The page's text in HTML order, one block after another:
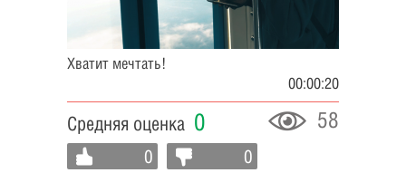
Хватит мечтать!
00:00:20
Средняя оценка 0 58
0 0